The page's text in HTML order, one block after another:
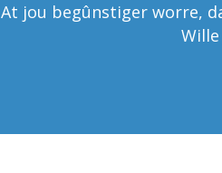
At jou begûnstiger worre,